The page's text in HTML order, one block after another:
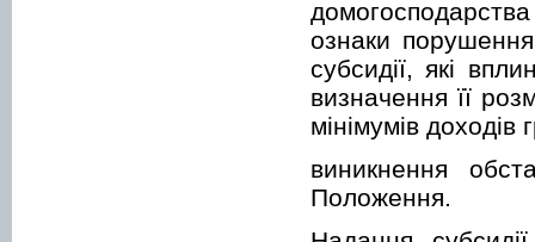
ознаки
субсидії, які
визначення її
мінімумів
виникнення
Положення.